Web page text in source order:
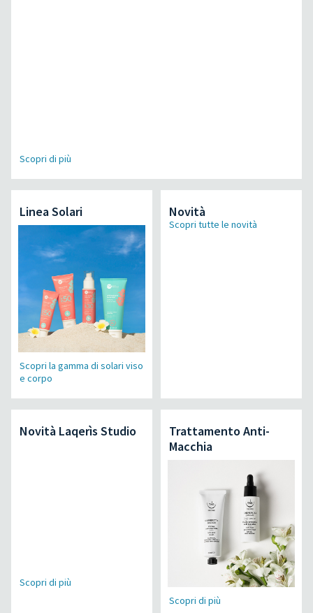
Scopri di più
Linea Solari
Scopri la gamma di solari viso
e corpo
Novità
Scopri tutte le novità
Novità Laqerìs Studio
Scopri di più
Trattamento Anti-
Macchia
Scopri di più